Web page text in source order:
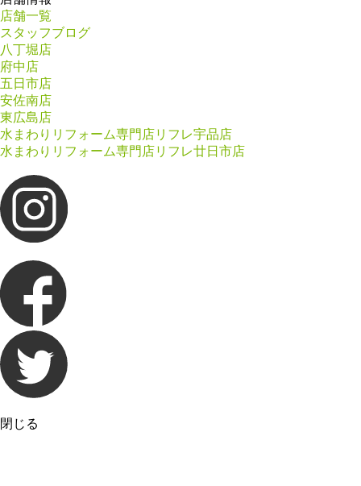
店舗一覧
スタッフブログ
八丁堀店
府中店
五日市店
安佐南店
東広島店
水まわりリフォーム専門店リフレ宇品店
水まわりリフォーム専門店リフレ廿日市店
閉じる